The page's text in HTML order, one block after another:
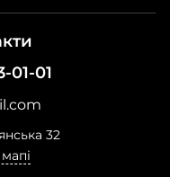
01-01
32